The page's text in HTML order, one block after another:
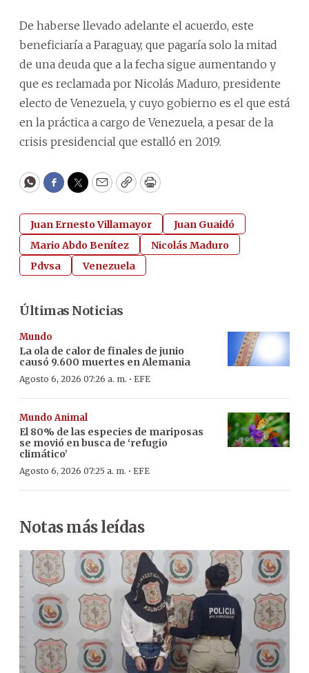
De haberse llevado adelante el acuerdo, este
beneficiaría a Paraguay, que pagaría solo la mitad
de una deuda que a la fecha sigue aumentando y
que es reclamada por Nicolás Maduro, presidente
electo de Venezuela, y cuyo gobierno es el que está
en la práctica a cargo de Venezuela, a pesar de la
crisis presidencial que estalló en 2019.
WhatsApp
Facebook
Twitter
EmailCopyPrint
Juan Ernesto Villamayor
Juan Guaidó
Mario Abdo Benítez
Nicolás Maduro
Pdvsa
Venezuela
Últimas Noticias
Mundo
La ola de calor de finales de junio
causó 9.600 muertes en Alemania
Agosto 6, 2026 07:26 a. m. · EFE
Mundo Animal
El 80% de las especies de mariposas
se movió en busca de ‘refugio
climático’
Agosto 6, 2026 07:25 a. m. · EFE
Notas más leídas